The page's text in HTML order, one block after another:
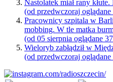
Nastolatek miał rany
(od przedwczoraj
Pracownicy szpitala w
mobbing. W tle matka
(od 05 sierpnia oglądane
Wieloryb zabłądził w
(od przedwczoraj